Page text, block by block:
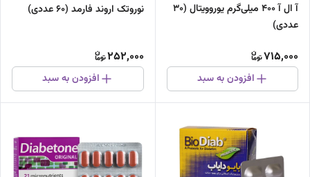
آ ال آ 400 میلی‌گرم یوروویتال (30
عددی)
715,000
افزودن به سبد
نوروتک اروند فارمد (60 عددی)
252,000
افزودن به سبد